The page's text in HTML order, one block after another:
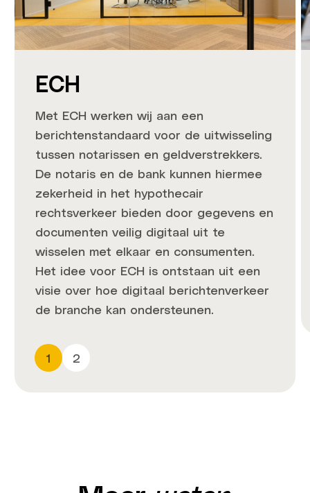
ECH
Met ECH werken wij aan een
berichtenstandaard voor de uitwisseling
tussen notarissen en geldverstrekkers.
De notaris en de bank kunnen hiermee
zekerheid in het hypothecair
rechtsverkeer bieden door gegevens en
documenten veilig digitaal uit te
wisselen met elkaar en consumenten.
Het idee voor ECH is ontstaan uit een
visie over hoe digitaal berichtenverkeer
de branche kan ondersteunen.
1 2